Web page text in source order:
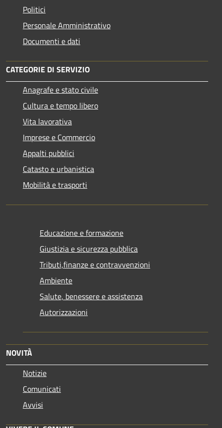
Politici
Personale Amministrativo
Documenti e dati
CATEGORIE DI SERVIZIO
Anagrafe e stato civile
Cultura e tempo libero
Vita lavorativa
Imprese e Commercio
Appalti pubblici
Catasto e urbanistica
Mobilità e trasporti
Educazione e formazione
Giustizia e sicurezza pubblica
Tributi,finanze e contravvenzioni
Ambiente
Salute, benessere e assistenza
Autorizzazioni
NOVITÀ
Notizie
Comunicati
Avvisi